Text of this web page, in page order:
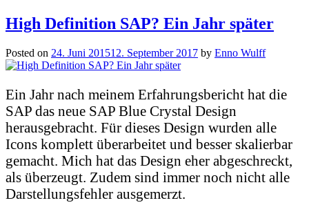
High Definition SAP? Ein Jahr später
Posted on 24. Juni 201512. September 2017 by Enno Wulff
Ein Jahr nach meinem Erfahrungsbericht hat die
SAP das neue SAP Blue Crystal Design
herausgebracht. Für dieses Design wurden alle
Icons komplett überarbeitet und besser skalierbar
gemacht. Mich hat das Design eher abgeschreckt,
als überzeugt. Zudem sind immer noch nicht alle
Darstellungsfehler ausgemerzt.